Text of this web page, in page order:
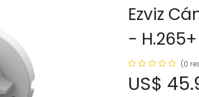
Ezviz
- H.265+
(0
US$